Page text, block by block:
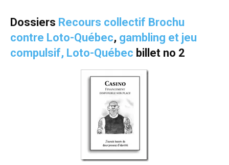
Dossiers Recours collectif Brochu
contre Loto-Québec, gambling et jeu
compulsif, Loto-Québec billet no 2